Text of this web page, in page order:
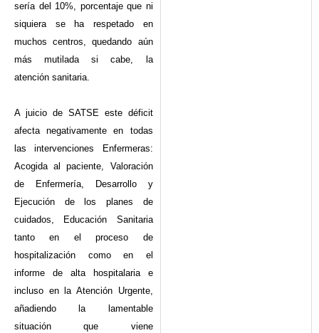
sería del 10%, porcentaje que ni
siquiera se ha respetado en
muchos centros, quedando aún
más mutilada si cabe, la
atención sanitaria.
A juicio de SATSE este déficit
afecta negativamente en todas
las intervenciones Enfermeras:
Acogida al paciente, Valoración
de Enfermería, Desarrollo y
Ejecución de los planes de
cuidados, Educación Sanitaria
tantoen el proceso de
hospitalización como en el
informe de alta hospitalaria e
incluso en la Atención Urgente,
añadiendo la lamentable
situación que viene